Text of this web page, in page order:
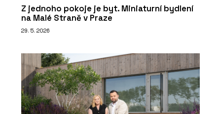
Z jednoho pokoje je byt. Miniaturní bydlení
na Malé Straně v Praze
29. 5. 2026